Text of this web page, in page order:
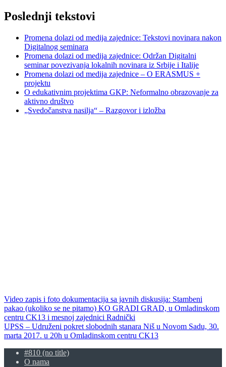
Poslednji tekstovi
Promena dolazi od medija zajednice: Tekstovi novinara nakon
Digitalnog seminara
Promena dolazi od medija zajednice: Održan Digitalni
seminar povezivanja lokalnih novinara iz Srbije i Italije
Promena dolazi od medija zajednice – O ERASMUS +
projektu
O edukativnim projektima GKP: Neformalno obrazovanje za
aktivno društvo
„Svedočanstva nasilja“ – Razgovor i izložba
Video zapis i foto dokumentacija sa javnih diskusija: Stambeni
pakao (ukoliko se ne pitamo) KO GRADI GRAD, u Omladinskom
centru CK13 i mesnoj zajednici Radnički
UPSS – Udruženi pokret slobodnih stanara Niš u Novom Sadu, 30.
marta 2017. u 20h u Omladinskom centru CK13
#810 (no title)
O nama